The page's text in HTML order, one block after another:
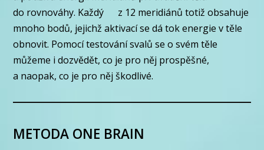
do rovnováhy. Každý z 12 meridiánů totiž obsahuje
mnoho bodů, jejichž aktivací se dá tok energie v těle
obnovit. Pomocí testování svalů se o svém těle
můžeme i dozvědět, co je pro něj prospěšné,
a naopak, co je pro něj škodlivé.
METODA ONE BRAIN